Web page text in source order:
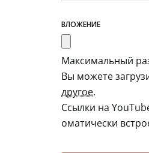
ВЛОЖЕНИЕ
Максимальный
Вы можете
другое.
Ссылки на
оматически